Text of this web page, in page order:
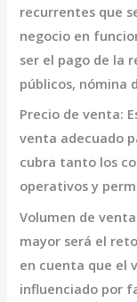
recurrentes que
negocio en
ser el pago de la
públicos, nómina
Precio de venta:
venta adecuado
cubra tanto los
operativos y
Volumen de
mayor será el
en cuenta que el
influenciado por